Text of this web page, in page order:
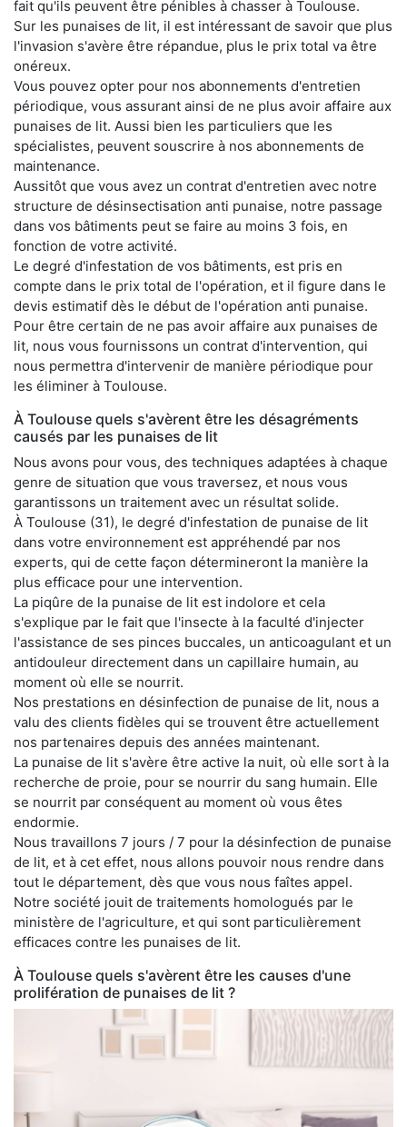
fait qu'ils peuvent être pénibles à chasser à Toulouse.
Sur les punaises de lit, il est intéressant de savoir que plus
l'invasion s'avère être répandue, plus le prix total va être
onéreux.
Vous pouvez opter pour nos abonnements d'entretien
périodique, vous assurant ainsi de ne plus avoir affaire aux
punaises de lit. Aussi bien les particuliers que les
spécialistes, peuvent souscrire à nos abonnements de
maintenance.
Aussitôt que vous avez un contrat d'entretien avec notre
structure de désinsectisation anti punaise, notre passage
dans vos bâtiments peut se faire au moins 3 fois, en
fonction de votre activité.
Le degré d'infestation de vos bâtiments, est pris en
compte dans le prix total de l'opération, et il figure dans le
devis estimatif dès le début de l'opération anti punaise.
Pour être certain de ne pas avoir affaire aux punaises de
lit, nous vous fournissons un contrat d'intervention, qui
nous permettra d'intervenir de manière périodique pour
les éliminer à Toulouse.
À Toulouse quels s'avèrent être les désagréments
causés par les punaises de lit
Nous avons pour vous, des techniques adaptées à chaque
genre de situation que vous traversez, et nous vous
garantissons un traitement avec un résultat solide.
À Toulouse (31), le degré d'infestation de punaise de lit
dans votre environnement est appréhendé par nos
experts, qui de cette façon détermineront la manière la
plus efficace pour une intervention.
La piqûre de la punaise de lit est indolore et cela
s'explique par le fait que l'insecte à la faculté d'injecter
l'assistance de ses pinces buccales, un anticoagulant et un
antidouleur directement dans un capillaire humain, au
moment où elle se nourrit.
Nos prestations en désinfection de punaise de lit, nous a
valu des clients fidèles qui se trouvent être actuellement
nos partenaires depuis des années maintenant.
La punaise de lit s'avère être active la nuit, où elle sort à la
recherche de proie, pour se nourrir du sang humain. Elle
se nourrit par conséquent au moment où vous êtes
endormie.
Nous travaillons 7 jours / 7 pour la désinfection de punaise
de lit, et à cet effet, nous allons pouvoir nous rendre dans
tout le département, dès que vous nous faîtes appel.
Notre société jouit de traitements homologués par le
ministère de l'agriculture, et qui sont particulièrement
efficaces contre les punaises de lit.
À Toulouse quels s'avèrent être les causes d'une
prolifération de punaises de lit ?